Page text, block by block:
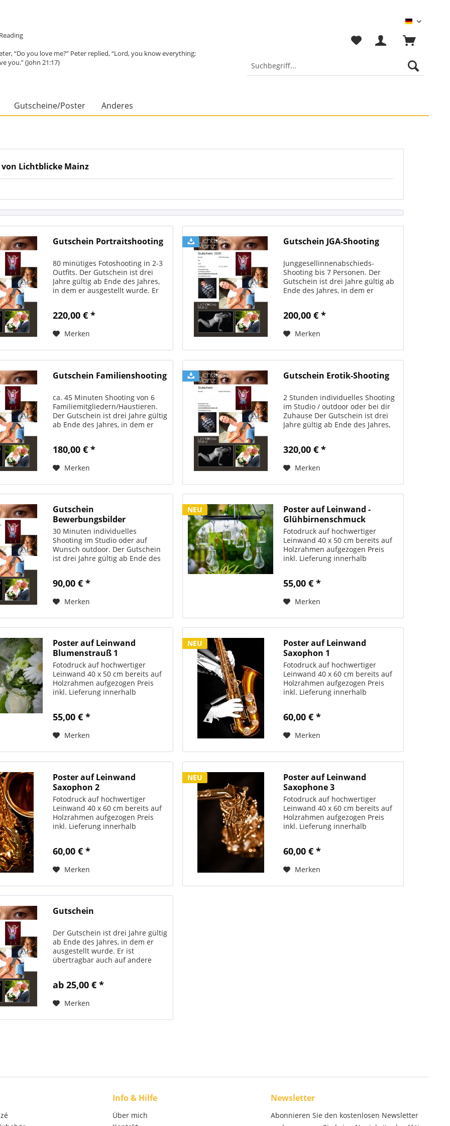
Deutsch
“Do you love me?” Peter replied, “Lord, you know everything;
you.” (John 21:17)
Gutscheine/Poster Anderes
Lichtblicke Mainz
Gutschein Portraitshooting
80 minütiges Fotoshooting in 2-3
Outfits. Der Gutschein ist drei
Jahre gültig ab Ende des Jahres,
in dem er ausgestellt wurde. Er
bar ausbezahlt werden. Bitte
220,00 € *
Merken
Gutschein JGA-Shooting
Junggesellinnenabschieds-
Shooting bis 7 Personen. Der
Gutschein ist drei Jahre gültig ab
Ende des Jahres, in dem er
Personen. Der Betrag kann nicht
200,00 € *
Merken
Gutschein Familienshooting
ca. 45 Minuten Shooting von 6
Familiemitgliedern/Haustieren.
Der Gutschein ist drei Jahre gültig
ab Ende des Jahres, in dem er
Personen. Der Betrag kann nicht
180,00 € *
Merken
Gutschein Erotik-Shooting
2 Stunden individuelles Shooting
im Studio / outdoor oder bei dir
Zuhause Der Gutschein ist drei
Jahre gültig ab Ende des Jahres,
Personen. Der Betrag kann nicht
320,00 € *
Merken
Gutschein
Bewerbungsbilder
30 Minuten individuelles
Shooting im Studio oder auf
Wunsch outdoor. Der Gutschein
ist drei Jahre gültig ab Ende des
auf andere Personen. Der Betrag
90,00 € *
Merken
NEU
Poster auf Leinwand -
Glühbirnenschmuck
Fotodruck auf hochwertiger
Leinwand 40 x 50 cm bereits auf
Holzrahmen aufgezogen Preis
inkl. Lieferung innerhalb
55,00 € *
Merken
Poster auf Leinwand
Blumenstrauß 1
Fotodruck auf hochwertiger
Leinwand 40 x 50 cm bereits auf
Holzrahmen aufgezogen Preis
inkl. Lieferung innerhalb
55,00 € *
Merken
NEU
Poster auf Leinwand
Saxophon 1
Fotodruck auf hochwertiger
Leinwand 40 x 60 cm bereits auf
Holzrahmen aufgezogen Preis
inkl. Lieferung innerhalb
60,00 € *
Merken
Poster auf Leinwand
Saxophon 2
Fotodruck auf hochwertiger
Leinwand 40 x 60 cm bereits auf
Holzrahmen aufgezogen Preis
inkl. Lieferung innerhalb
60,00 € *
Merken
NEU
Poster auf Leinwand
Saxophone 3
Fotodruck auf hochwertiger
Leinwand 40 x 60 cm bereits auf
Holzrahmen aufgezogen Preis
inkl. Lieferung innerhalb
60,00 € *
Merken
Gutschein
Der Gutschein ist drei Jahre gültig
ab Ende des Jahres, in dem er
ausgestellt wurde. Er ist
übertragbar auch auf andere
unbedingt die Bestellnummer
ab 25,00 € *
Merken
Info & Hilfe
Über mich
Newsletter
Abonnieren Sie den kostenlosen Newsletter